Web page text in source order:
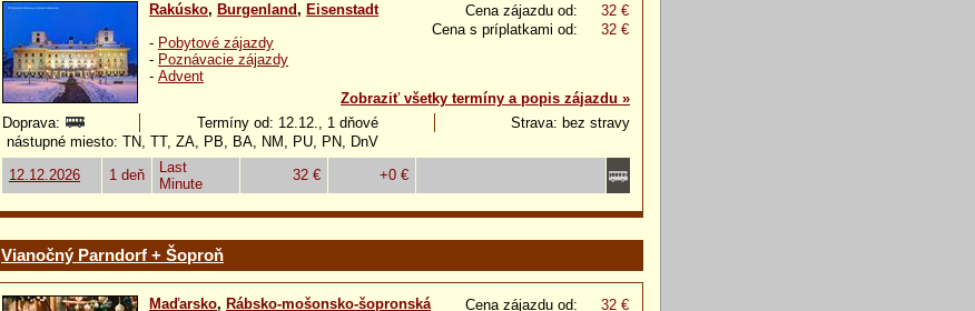
Cena zájazdu od:
32 €
Cena s príplatkami od:
32 €
Rakúsko, Burgenland, Eisenstadt
- Pobytové zájazdy
- Poznávacie zájazdy
- Advent
Zobraziť všetky termíny a popis zájazdu »
Doprava:
Termíny od: 12.12., 1 dňové
Strava: bez stravy
nástupné miesto: TN, TT, ZA, PB, BA, NM, PU, PN, DnV
12.12.2026
1 deň
Last
Minute
32 € +0 €
Vianočný Parndorf + Šoproň
Cena zájazdu od:
32 €
Maďarsko, Rábsko-mošonsko-šopronská